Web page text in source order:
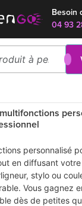
Besoin
04 93
personnalisé
en diffusant votre
stylo ou
Vous gagnez
dès de petites